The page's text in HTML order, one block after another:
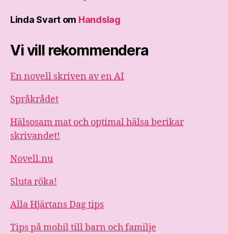
Linda Svart om Handslag
Vi vill rekommendera
En novell skriven av en AI
Språkrådet
Hälsosam mat och optimal hälsa berikar
skrivandet!
Novell.nu
Sluta röka!
Alla Hjärtans Dag tips
Tips på mobil till barn och familje